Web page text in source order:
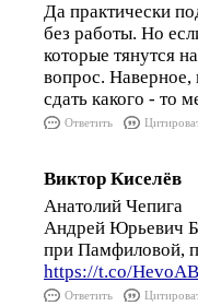
Да практически
без работы. Но
которые тянутся
вопрос. Наверное,
сдать какого - то
Ответить
Виктор Киселёв
Анатолий Чепига
Андрей Юрьевич
при Памфиловой,
https://t.co/
Ответить